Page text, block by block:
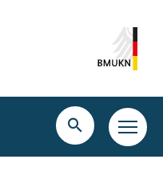
Suche
öffnen